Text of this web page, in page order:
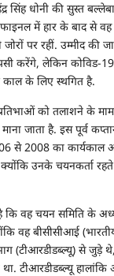
सिंह धोनी की सुस्त
में हार के बाद से
पर रहीं. उम्मीद की
करेंगे, लेकिन कोविड-19
काल के लिए स्थगित है.
को तलाशने के
जाता है. इस पूर्व
से 2008 का
उनके चयनकर्ता रहते
कि वह चयन समिति के
वह बीसीसीआई (भारतीय
(टीआरडीडब्ल्यू) से जुड़े
था. टीआरडीडब्ल्यू